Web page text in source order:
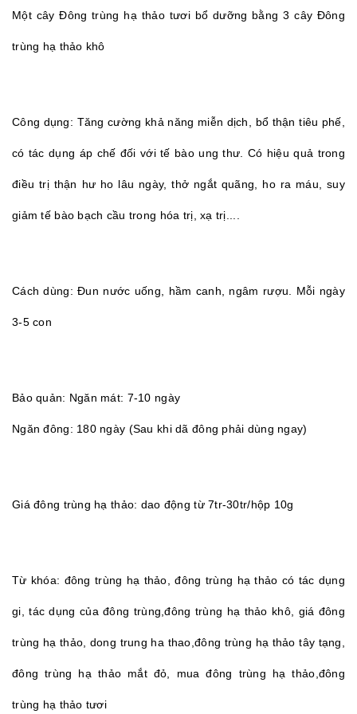
Một cây Đông trùng hạ thảo tươi bổ dưỡng bằng 3 cây Đông
trùng hạ thảo khô
Công dụng: Tăng cường khả năng miễn dịch, bổ thận tiêu phế,
có tác dụng áp chế đối với tế bào ung thư. Có hiệu quả trong
điều trị thận hư ho lâu ngày, thở ngắt quãng, ho ra máu, suy
giảm tế bào bạch cầu trong hóa trị, xạ trị....
Cách dùng: Đun nước uống, hầm canh, ngâm rượu. Mỗi ngày
3-5 con
Bảo quản: Ngăn mát: 7-10 ngày
Ngăn đông: 180 ngày (Sau khi dã đông phải dùng ngay)
Giá đông trùng hạ thảo: dao động từ 7tr-30tr/hộp 10g
Từ khóa: đông trùng hạ thảo, đông trùng hạ thảo có tác dụng
gi, tác dụng của đông trùng,đông trùng hạ thảo khô, giá đông
trùng hạ thảo, dong trung ha thao,đông trùng hạ thảo tây tạng,
đông trùng hạ thảo mắt đỏ, mua đông trùng hạ thảo,đông
trùng hạ thảo tươi